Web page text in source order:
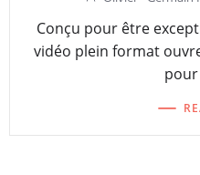
Conçu pour être
vidéo plein format